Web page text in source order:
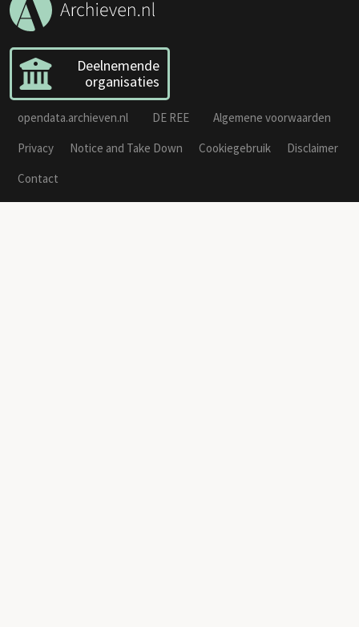
Deelnemende
organisaties
opendata.archieven.nl DE REE
Algemene voorwaarden
Privacy
Notice and Take Down Cookiegebruik
Disclaimer
Contact